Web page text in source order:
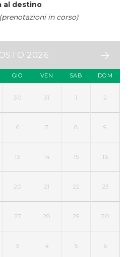
al destino
in corso)
2026
GIO VEN SAB DOM
30 31 1 2
6 7 8 9
13 14 15 16
20 21 22 23
27 28 29 30
3 4 5 6